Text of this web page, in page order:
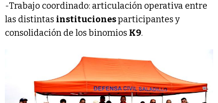
-Trabajo coordinado: articulación operativa entre
las distintas institucionesparticipantes y
consolidación de los binomios K9.